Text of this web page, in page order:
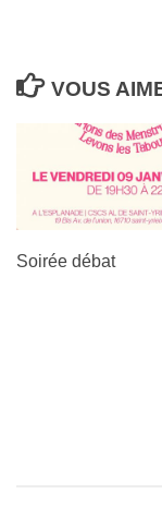
VOUS
Soirée débat